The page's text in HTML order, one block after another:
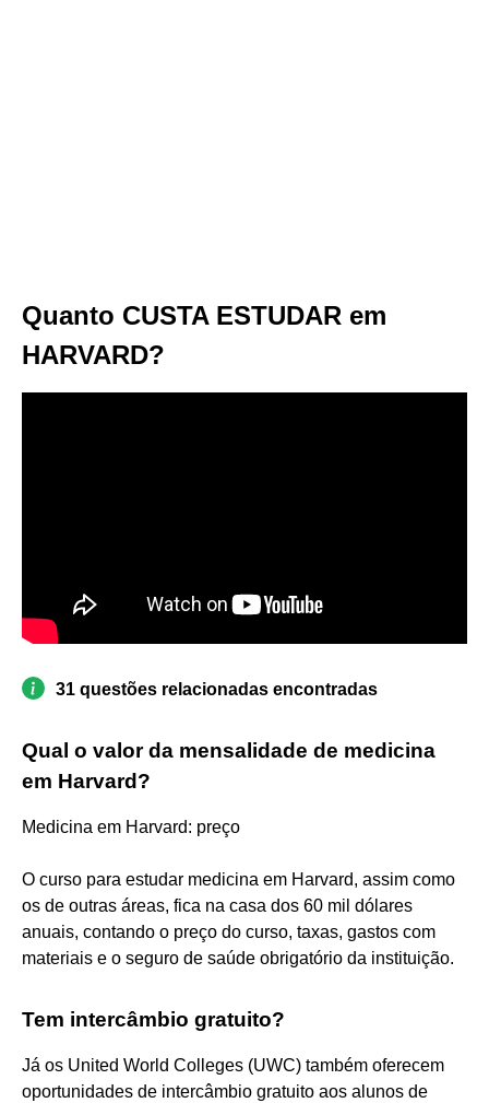
Quanto CUSTA ESTUDAR em
HARVARD?
31 questões relacionadas encontradas
Qual o valor da mensalidade de medicina
em Harvard?
Medicina em Harvard: preço
O curso para estudar medicina em Harvard, assim como
os de outras áreas, fica na casa dos 60 mil dólares
anuais, contando o preço do curso, taxas, gastos com
materiais e o seguro de saúde obrigatório da instituição.
Tem intercâmbio gratuito?
Já os United World Colleges (UWC) também oferecem
oportunidades de intercâmbio gratuito aos alunos de